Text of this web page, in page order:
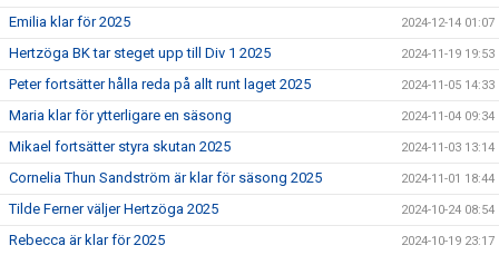
Emilia klar för 2025 2024-12-14 01:07
Hertzöga BK tar steget upp till Div 1 2025 2024-11-19 19:53
Peter fortsätter hålla reda på allt runt laget 2025 2024-11-05 14:33
Maria klar för ytterligare en säsong 2024-11-04 09:34
Mikael fortsätter styra skutan 2025 2024-11-03 13:14
Cornelia Thun Sandström är klar för säsong 2025 2024-11-01 18:44
Tilde Ferner väljer Hertzöga 2025 2024-10-24 08:54
Rebecca är klar för 2025 2024-10-19 23:17